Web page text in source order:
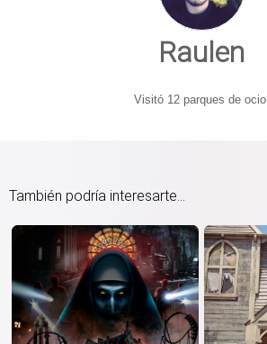
Raulen
Visitó 12 parques de ocio.
También podría interesarte...